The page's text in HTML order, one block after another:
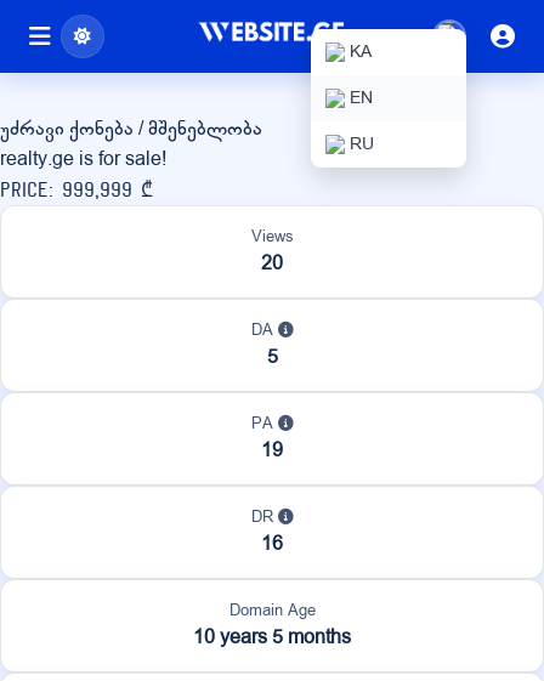
KA
EN
RU
realty.ge
უძრავი ქონება / მშენებლობა
realty.ge is for sale!
Price: 999,999 ₾
Views
20
DA
5
PA
19
DR
16
Domain Age
10 years 5 months